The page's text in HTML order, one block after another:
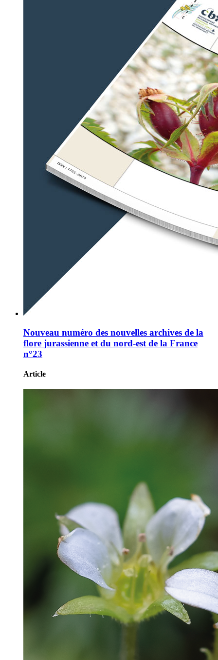
Nouveau numéro des nouvelles archives de la
flore jurassienne et du nord-est de la France
n°23
Article